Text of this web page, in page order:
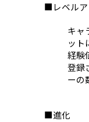
■ レベル
キャ
ット
経験
登録
ーの
■進化